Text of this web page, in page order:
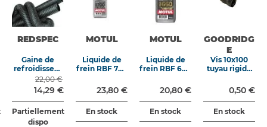
REDSPEC
Gaine de
refroidissem
ent " boa "
température
moyenne
noire
22,00 €
14,29 €
Partiellement
dispo
MOTUL
Liquide de
frein RBF 700
miscible
500ML
23,80 €
En stock
MOTUL
Liquide de
frein RBF 660
miscible
500ML
20,80 €
En stock
GOODRIDG
E
Vis 10x100
tuyau rigide
0,50 €
En stock